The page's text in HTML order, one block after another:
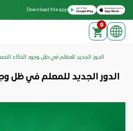
on the Apple App Store
Get it on Google Play
Download the app
0
الدور الجديد للمعلم في ظل وجود الذكاء
الدور الجديد للمعلم في ظل